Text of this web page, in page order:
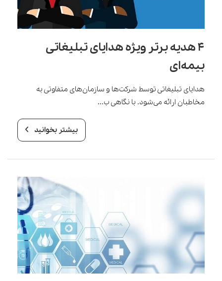
۴ هدیه برتر ویژه هدایای تبلیغاتی
بیمه‌ای
هدایای تبلیغاتی توسط شرکت‌ها و سازمان‌های متفاوتی به
مخاطبان ارائه می‌شود. با نگاهی ب...
بیشتر بخوانید